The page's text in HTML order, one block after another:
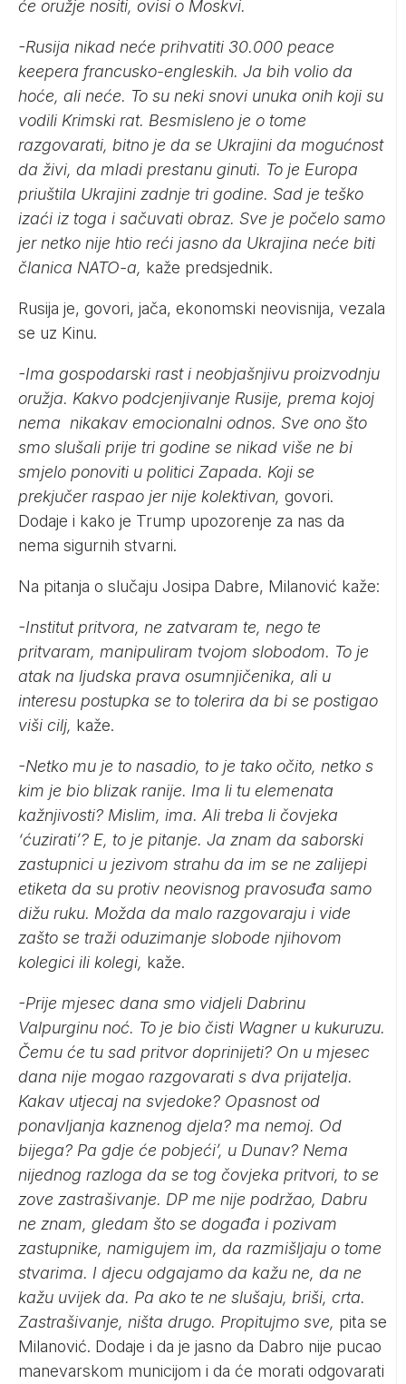
će oružje nositi, ovisi o Moskvi.
-Rusija nikad neće prihvatiti 30.000 peace
keepera francusko-engleskih. Ja bih volio da
hoće, ali neće. To su neki snovi unuka onih koji su
vodili Krimski rat. Besmisleno je o tome
razgovarati, bitno je da se Ukrajini da mogućnost
da živi, da mladi prestanu ginuti. To je Europa
priuštila Ukrajini zadnje tri godine. Sad je teško
izaći iz toga i sačuvati obraz. Sve je počelo samo
jer netko nije htio reći jasno da Ukrajina neće biti
članica NATO-a, kaže predsjednik.
Rusija je, govori, jača, ekonomski neovisnija, vezala
se uz Kinu.
-Ima gospodarski rast i neobjašnjivu proizvodnju
oružja. Kakvo podcjenjivanje Rusije, prema kojoj
nema nikakav emocionalni odnos. Sve ono što
smo slušali prije tri godine se nikad više ne bi
smjelo ponoviti u politici Zapada. Koji se
prekjučer raspao jer nije kolektivan, govori.
Dodaje i kako je Trump upozorenje za nas da
nema sigurnih stvarni.
Na pitanja o slučaju Josipa Dabre, Milanović kaže:
-Institut pritvora, ne zatvaram te, nego te
pritvaram, manipuliram tvojom slobodom. To je
atak na ljudska prava osumnjičenika, ali u
interesu postupka se to tolerira da bi se postigao
viši cilj, kaže.
-Netko mu je to nasadio, to je tako očito, netko s
kim je bio blizak ranije. Ima li tu elemenata
kažnjivosti? Mislim, ima. Ali treba li čovjeka
‘ćuzirati’? E, to je pitanje. Ja znam da saborski
zastupnici u jezivom strahu da im se ne zalijepi
etiketa da su protiv neovisnog pravosuđa samo
dižu ruku. Možda da malo razgovaraju i vide
zašto se traži oduzimanje slobode njihovom
kolegici ili kolegi, kaže.
-Prije mjesec dana smo vidjeli Dabrinu
Valpurginu noć. To je bio čisti Wagner u kukuruzu.
Čemu će tu sad pritvor doprinijeti? On u mjesec
dana nije mogao razgovarati s dva prijatelja.
Kakav utjecaj na svjedoke? Opasnost od
ponavljanja kaznenog djela? ma nemoj. Od
bijega? Pa gdje će pobjeći’, u Dunav? Nema
nijednog razloga da se tog čovjeka pritvori, to se
zove zastrašivanje. DP me nije podržao, Dabru
ne znam, gledam što se događa i pozivam
zastupnike, namigujem im, da razmišljaju o tome
stvarima. I djecu odgajamo da kažu ne, da ne
kažu uvijek da. Pa ako te ne slušaju, briši, crta.
Zastrašivanje, ništa drugo. Propitujmo sve, pita se
Milanović. Dodaje i da je jasno da Dabro nije pucao
manevarskom municijom i da će morati odgovarati